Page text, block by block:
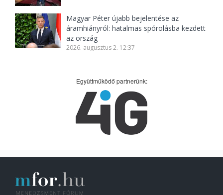
Magyar Péter újabb bejelentése az
áramhiányról: hatalmas spórolásba kezdett
az ország
2026. augusztus 2. 12:37
Együttműködő partnerünk: